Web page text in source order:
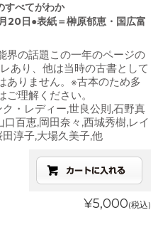
すべてがわか
20日●表紙＝榊原郁恵・国広富
界の話題この一年のページの
あり、他は当時の古書として
ありません。※古本のため多
ご理解ください。
・レディー,世良公則,石野真
百恵,岡田奈々,西城秀樹,レイ
淳子,大場久美子,他
¥5,000(税込)